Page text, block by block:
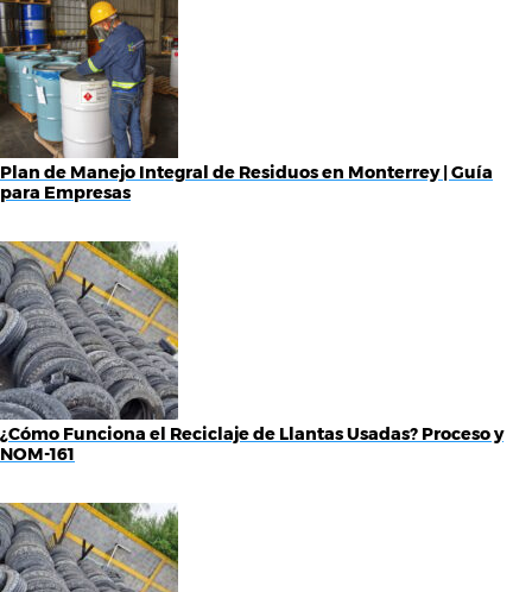
Plan de Manejo Integral de Residuos en Monterrey | Guía
para Empresas
¿Cómo Funciona el Reciclaje de Llantas Usadas? Proceso y
NOM-161